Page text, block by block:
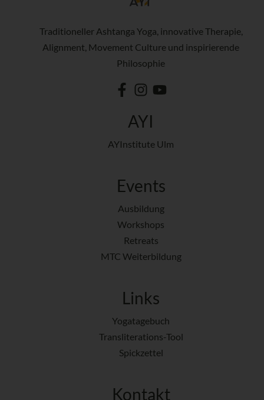
Traditioneller Ashtanga Yoga, innovative Therapie,
Alignment, Movement Culture und inspirierende
Philosophie
AYI
AYInstitute Ulm
Events
Ausbildung
Workshops
Retreats
MTC Weiterbildung
Links
Yogatagebuch
Transliterations-Tool
Spickzettel
Kontakt